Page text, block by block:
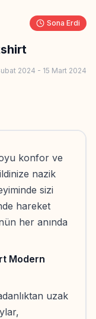
Sona Erdi
2024 - 15 Mart 2024
konfor ve
nazik
sizi
hareket
her anında
Modern
uzak